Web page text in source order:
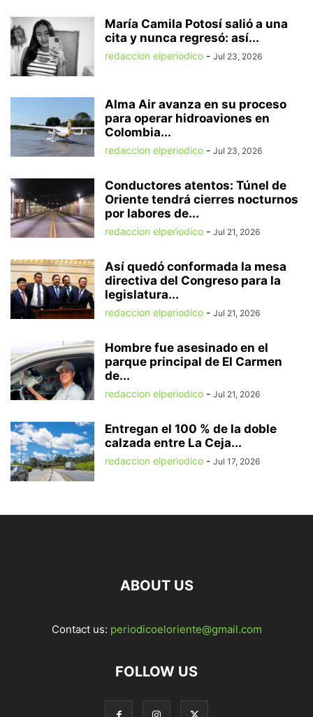
María Camila Potosí salió a una
cita y nunca regresó: así...
redaccion elperiodico - Jul 23, 2026
Alma Air avanza en su proceso
para operar hidroaviones en
Colombia...
redaccion elperiodico - Jul 23, 2026
Conductores atentos: Túnel de
Oriente tendrá cierres nocturnos
por labores de...
redaccion elperiodico - Jul 21, 2026
Así quedó conformada la mesa
directiva del Congreso para la
legislatura...
redaccion elperiodico - Jul 21, 2026
Hombre fue asesinado en el
parque principal de El Carmen
de...
redaccion elperiodico - Jul 21, 2026
Entregan el 100 % de la doble
calzada entre La Ceja...
redaccion elperiodico - Jul 17, 2026
ABOUT US
Contact us: periodicoeloriente@gmail.com
FOLLOW US